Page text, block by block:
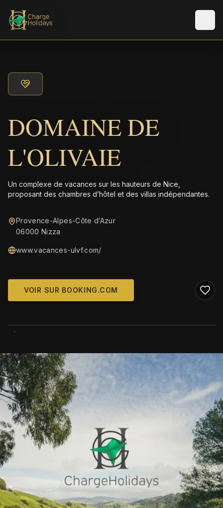
DOMAINE DE
L'OLIVAIE
Un complexe de vacances sur les hauteurs de Nice,
proposant des chambres d’hôtel et des villas indépendantes.
Provence-Alpes-Côte d’Azur
06000 Nizza
www.vacances-ulvf.com/
VOIR SUR BOOKING.COM